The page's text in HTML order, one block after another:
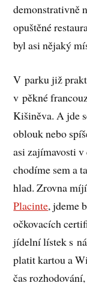
demonstrativně
opuštěné
byl asi nějaký
V parku již
v pěkné
Kišiněva. A jde
oblouk nebo
asi zajímavosti
chodíme sem a
hlad. Zrovna
Placinte, jdeme
očkovacích
jídelní lístek s
platit kartou a
čas